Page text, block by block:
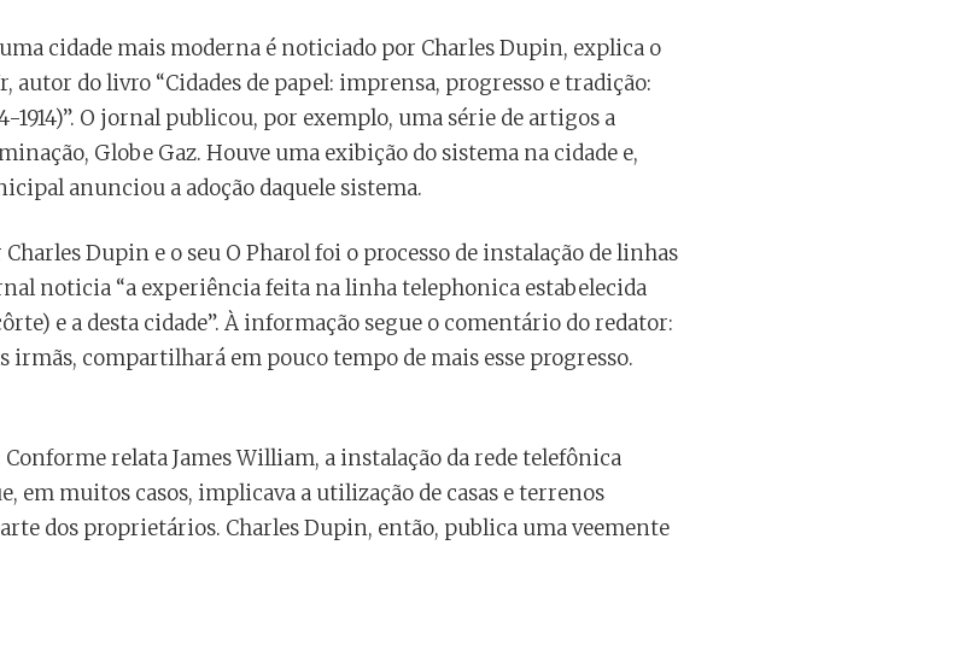
cidade mais moderna é noticiado por Charles Dupin, explica o
autor do livro “Cidades de papel: imprensa, progresso e tradição:
1914)”. O jornal publicou, por exemplo, uma série de artigos a
Globe Gaz. Houve uma exibição do sistema na cidade e,
anunciou a adoção daquele sistema.
Dupin e o seu O Pharol foi o processo de instalação de linhas
noticia “a experiência feita na linha telephonica estabelecida
e a desta cidade”. À informação segue o comentário do redator:
irmãs, compartilhará em pouco tempo de mais esse progresso.
relata James William, a instalação da rede telefônica
em muitos casos, implicava a utilização de casas e terrenos
dos proprietários. Charles Dupin, então, publica uma veemente